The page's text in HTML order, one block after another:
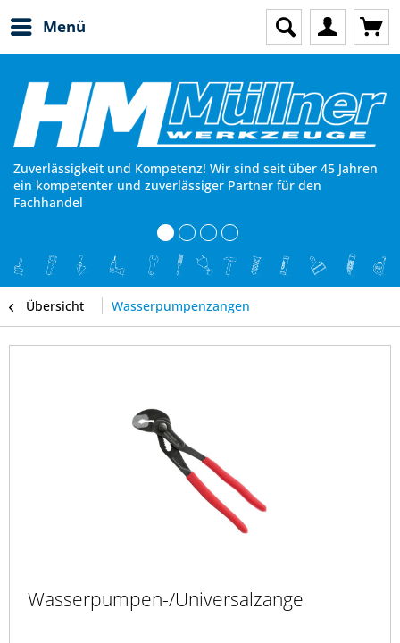
Menü
Zuverlässigkeit und Kompetenz! Wir sind seit über 45 Jahren
ein kompetenter und zuverlässiger Partner für den
Fachhandel
Übersicht Wasserpumpenzangen
Wasserpumpen-/Universalzange